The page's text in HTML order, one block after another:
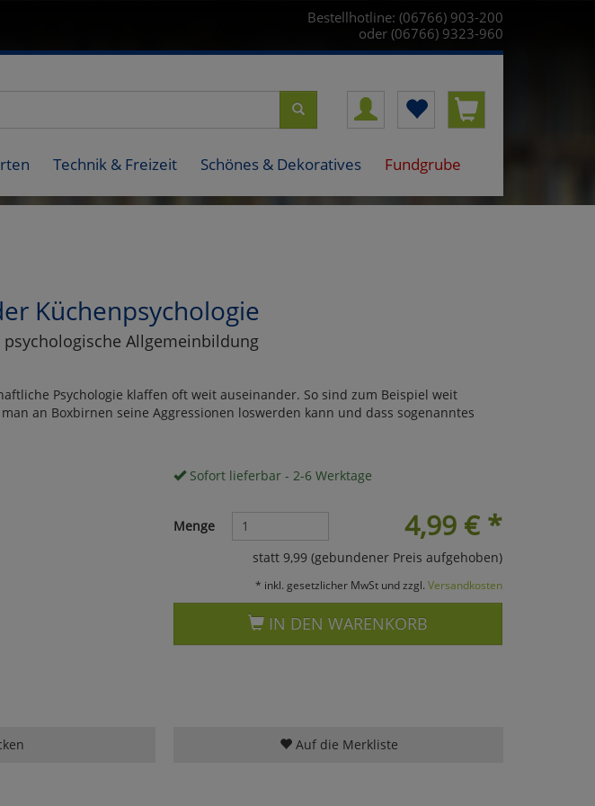
Bestellhotline: (06766) 903-200
oder (06766) 9323-960
Technik & Freizeit Schönes & Dekoratives Fundgrube
Küchenpsychologie
Allgemeinbildung
Psychologie klaffen oft weit auseinander. So sind zum Beispiel weit
an Boxbirnen seine Aggressionen loswerden kann und dass sogenanntes
Sofort lieferbar - 2-6 Werktage
4,99 €*
Menge
statt 9,99 (gebundener Preis aufgehoben)
* inkl. gesetzlicher MwSt und zzgl. Versandkosten
IN DEN WARENKORB
Auf die Merkliste